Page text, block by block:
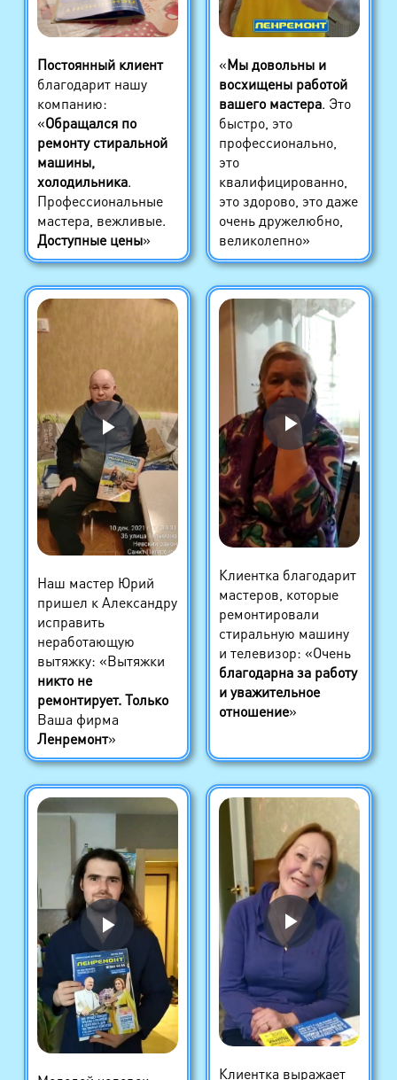
Постоянный клиент
благодарит нашу
компанию:
«Обращался по
ремонту стиральной
машины,
холодильника.
Профессиональные
мастера, вежливые.
Доступные цены»
«Мы довольны и
восхищены работой
вашего мастера. Это
быстро, это
профессионально,
это
квалифицированно,
это здорово, это даже
очень дружелюбно,
великолепно»
Наш мастер Юрий
пришел к Александру
исправить
неработающую
вытяжку: «Вытяжки
никто не
ремонтирует. Только
Ваша фирма
Ленремонт»
Клиентка благодарит
мастеров, которые
ремонтировали
стиральную машину
и телевизор: «Очень
благодарна за работу
и уважительное
отношение»
Клиентка выражает